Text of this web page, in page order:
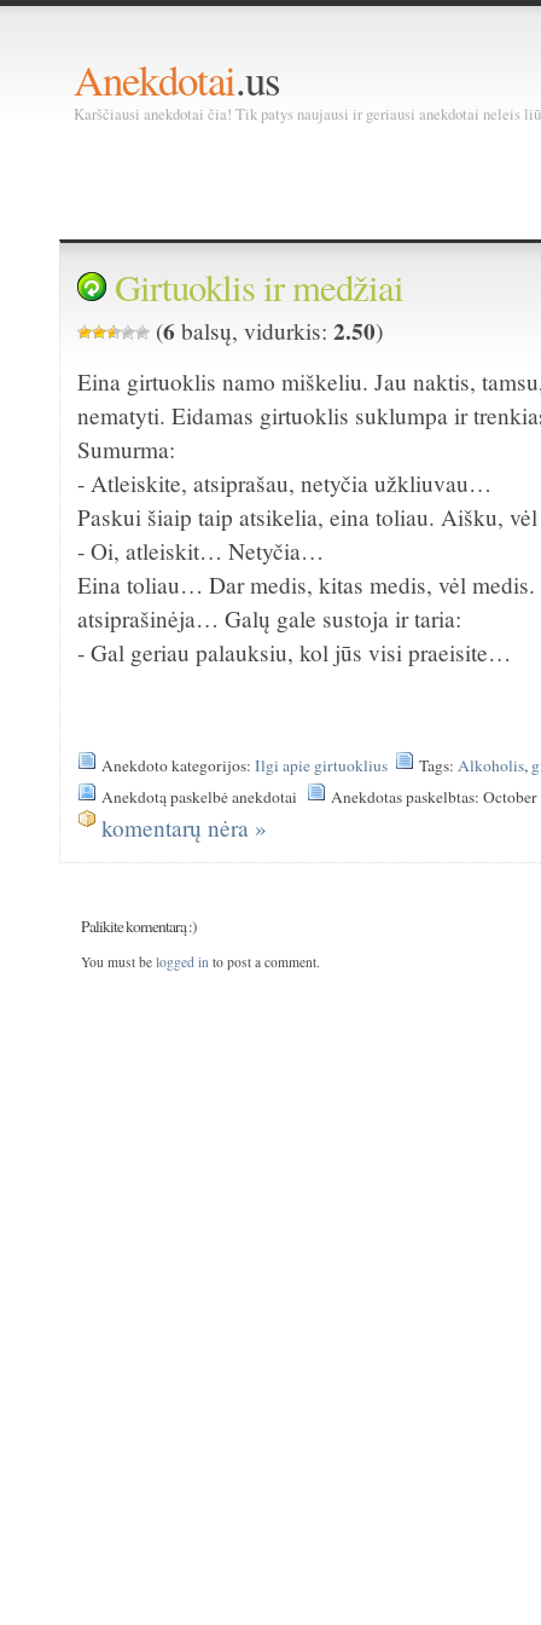
Anekdotai.us
Karščiausi anekdotai čia! Tik patys naujausi ir geriausi anekdotai neleis
Girtuoklis ir medžiai
(6 balsų, vidurkis:2.50)
Eina girtuoklis namo miškeliu. Jau naktis,
nematyti. Eidamas girtuoklis suklumpa ir
Sumurma:
- Atleiskite, atsiprašau, netyčia užkliuvau…
Paskui šiaip taip atsikelia, eina toliau. Aišku,
- Oi, atleiskit… Netyčia…
Eina toliau… Dar medis, kitas medis, vėl
atsiprašinėja… Galų gale sustoja ir taria:
- Gal geriau palauksiu, kol jūs visi praeisite…
Anekdoto kategorijos:Ilgi apie girtuoklius Tags:Alkoholis,
Anekdotą paskelbė anekdotai
Anekdotas paskelbtas:
komentarų nėra »
Palikite komentarą :)
You must be logged into post a comment.